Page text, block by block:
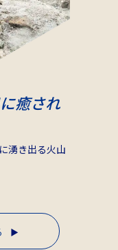
癒され
湧き出る火山